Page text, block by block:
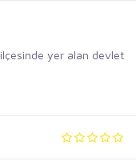
yer alan devlet